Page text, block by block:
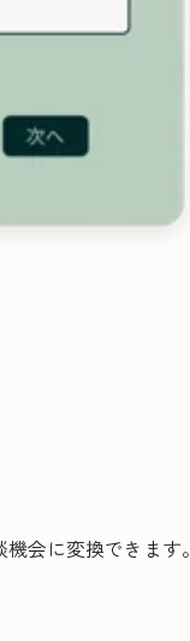
会に変換できます。